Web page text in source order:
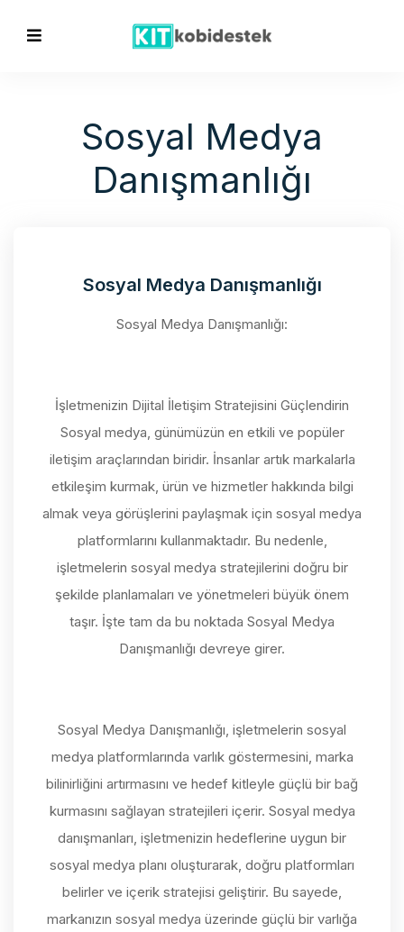
Sosyal Medya
Danışmanlığı
Sosyal Medya Danışmanlığı
Sosyal Medya Danışmanlığı:
İşletmenizin Dijital İletişim Stratejisini Güçlendirin
Sosyal medya, günümüzün en etkili ve popüler
iletişim araçlarından biridir. İnsanlar artık markalarla
etkileşim kurmak, ürün ve hizmetler hakkında bilgi
almak veya görüşlerini paylaşmak için sosyal medya
platformlarını kullanmaktadır. Bu nedenle,
işletmelerin sosyal medya stratejilerini doğru bir
şekilde planlamaları ve yönetmeleri büyük önem
taşır. İşte tam da bu noktada Sosyal Medya
Danışmanlığı devreye girer.
Sosyal Medya Danışmanlığı, işletmelerin sosyal
medya platformlarında varlık göstermesini, marka
bilinirliğini artırmasını ve hedef kitleyle güçlü bir bağ
kurmasını sağlayan stratejileri içerir. Sosyal medya
danışmanları, işletmenizin hedeflerine uygun bir
sosyal medya planı oluşturarak, doğru platformları
belirler ve içerik stratejisi geliştirir. Bu sayede,
markanızın sosyal medya üzerinde güçlü bir varlığa